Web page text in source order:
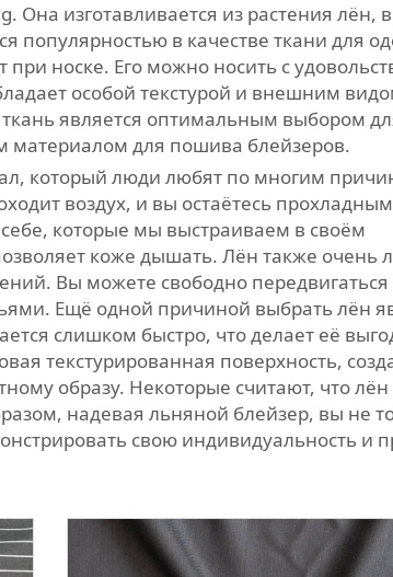
изготавливается из растения лён,
популярностью в качестве ткани для
носке. Его можно носить с
особой текстурой и внешним
является оптимальным выбором
материалом для пошива блейзеров.
который люди любят по многим
воздух, и вы остаётесь
которые мы выстраиваем в своём
коже дышать. Лён также очень
Вы можете свободно
Ещё одной причиной выбрать лён
слишком быстро, что делает её
текстурированная поверхность,
образу. Некоторые считают, что лён
надевая льняной блейзер, вы не
свою индивидуальность и